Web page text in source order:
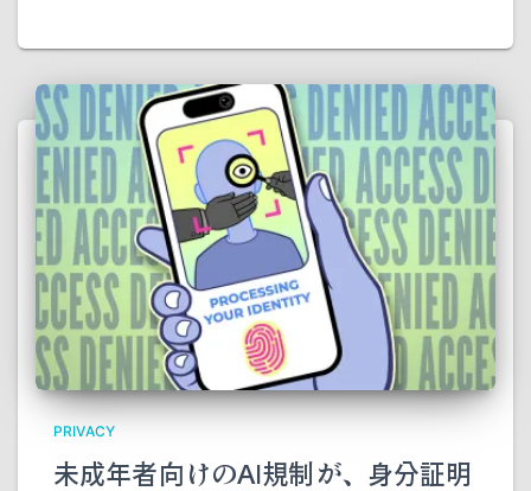
PRIVACY
未成年者向けのAI規制が、身分証明